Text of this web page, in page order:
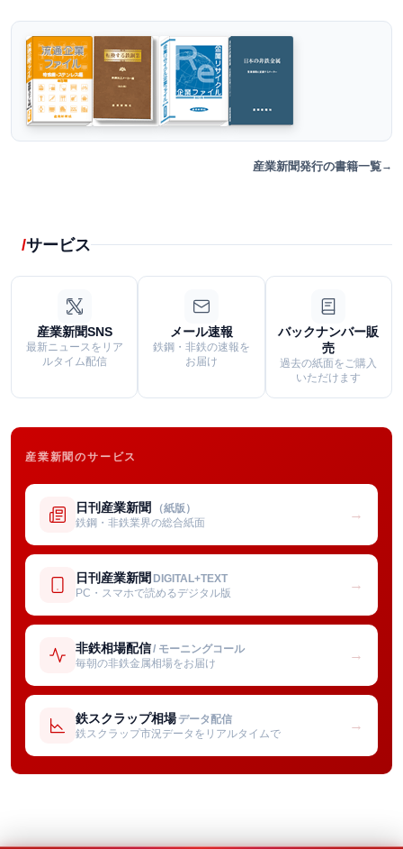
産業新聞発行の書籍一覧
サービス
産業新聞SNS
最新ニュースをリア
ルタイム配信
メール速報
鉄鋼・非鉄の速報を
お届け
バックナンバー販
売
過去の紙面をご購入
いただけます
産業新聞のサービス
日刊産業新聞 （紙版）
鉄鋼・非鉄業界の総合紙面
→
日刊産業新聞 DIGITAL+TEXT
PC・スマホで読めるデジタル版
→
非鉄相場配信/ モーニングコール
毎朝の非鉄金属相場をお届け
→
鉄スクラップ相場 データ配信
鉄スクラップ市況データをリアルタイムで
→